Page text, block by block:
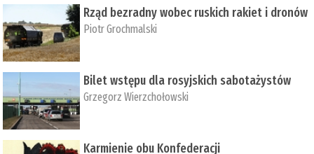
Rząd bezradny wobec ruskich rakiet i dronów
Piotr Grochmalski
Bilet wstępu dla rosyjskich sabotażystów
Grzegorz Wierzchołowski
Karmienie obu Konfederacji